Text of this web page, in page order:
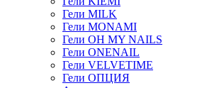
Гели MILK
Гели MONAMI
Гели OH MY NAILS
Гели ONENAIL
Гели VELVETIME
Гели ОПЦИЯ